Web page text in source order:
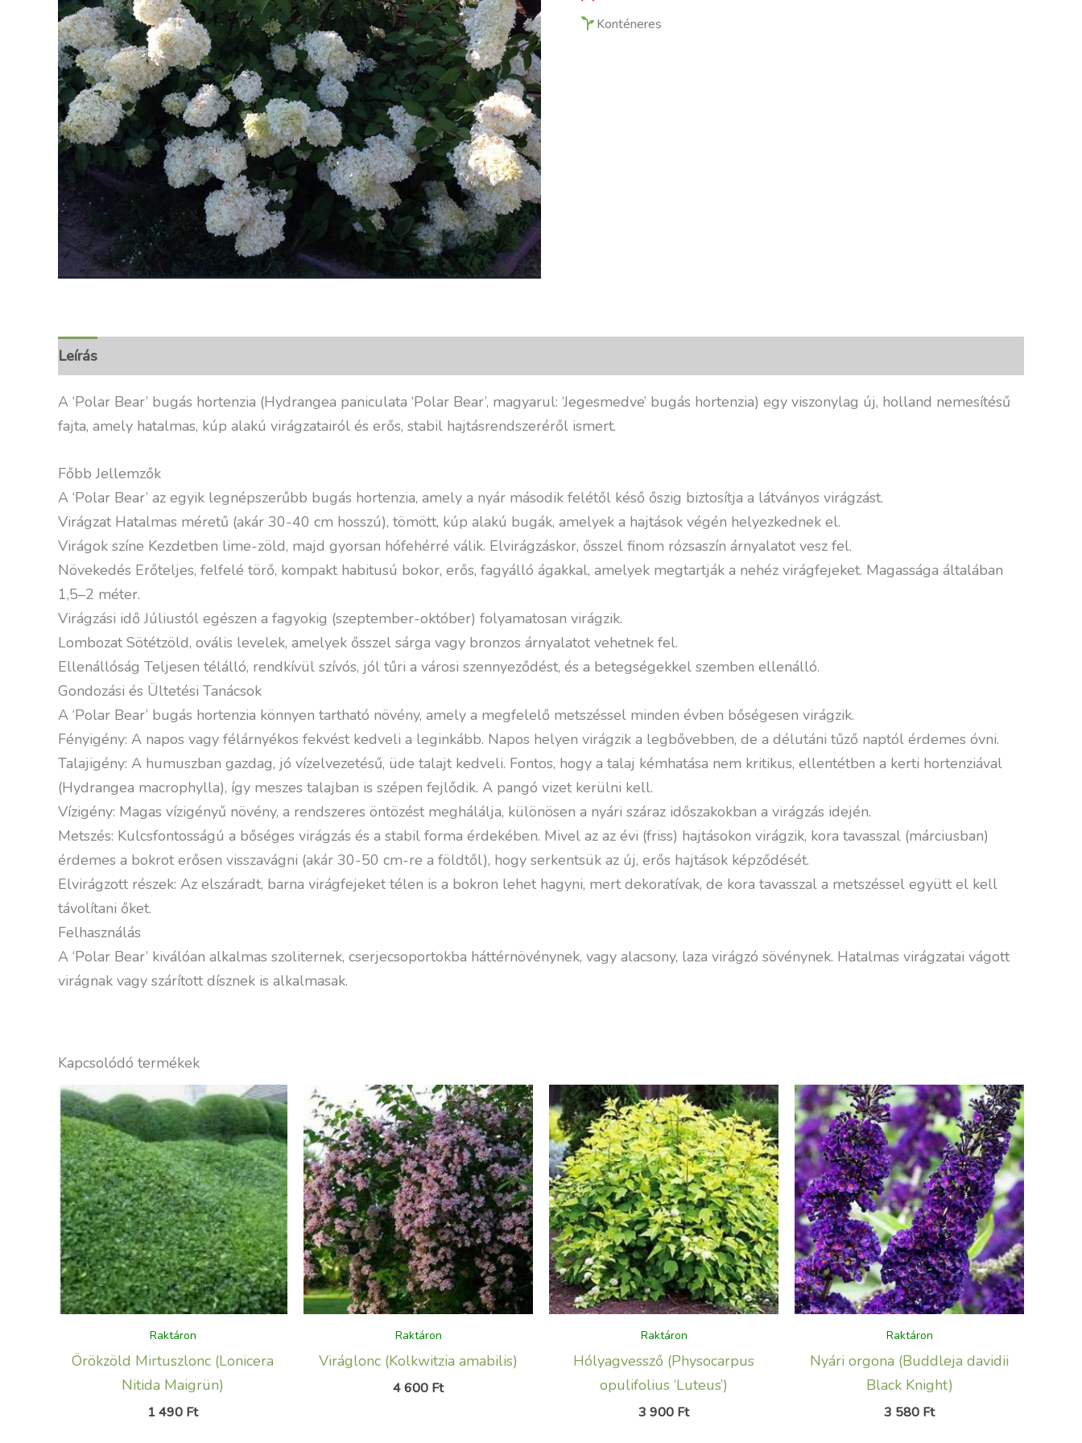
Konténeres
Leírás
A ‘Polar Bear’ bugás hortenzia (Hydrangea paniculata ‘Polar Bear’, magyarul: ‘Jegesmedve’ bugás hortenzia) egy viszonylag új, holland nemesítésű
fajta, amely hatalmas, kúp alakú virágzatairól és erős, stabil hajtásrendszeréről ismert.
Főbb Jellemzők
A ‘Polar Bear’ az egyik legnépszerűbb bugás hortenzia, amely a nyár második felétől késő őszig biztosítja a látványos virágzást.
Virágzat Hatalmas méretű (akár 30-40 cm hosszú), tömött, kúp alakú bugák, amelyek a hajtások végén helyezkednek el.
Virágok színe Kezdetben lime-zöld, majd gyorsan hófehérré válik. Elvirágzáskor, ősszel finom rózsaszín árnyalatot vesz fel.
Növekedés Erőteljes, felfelé törő, kompakt habitusú bokor, erős, fagyálló ágakkal, amelyek megtartják a nehéz virágfejeket. Magassága általában
1,5–2 méter.
Virágzási idő Júliustól egészen a fagyokig (szeptember-október) folyamatosan virágzik.
Lombozat Sötétzöld, ovális levelek, amelyek ősszel sárga vagy bronzos árnyalatot vehetnek fel.
Ellenállóság Teljesen télálló, rendkívül szívós, jól tűri a városi szennyeződést, és a betegségekkel szemben ellenálló.
Gondozási és Ültetési Tanácsok
A ‘Polar Bear’ bugás hortenzia könnyen tartható növény, amely a megfelelő metszéssel minden évben bőségesen virágzik.
Fényigény: A napos vagy félárnyékos fekvést kedveli a leginkább. Napos helyen virágzik a legbővebben, de a délutáni tűző naptól érdemes óvni.
Talajigény: A humuszban gazdag, jó vízelvezetésű, üde talajt kedveli. Fontos, hogy a talaj kémhatása nem kritikus, ellentétben a kerti hortenziával
(Hydrangea macrophylla), így meszes talajban is szépen fejlődik. A pangó vizet kerülni kell.
Vízigény: Magas vízigényű növény, a rendszeres öntözést meghálálja, különösen a nyári száraz időszakokban a virágzás idején.
Metszés: Kulcsfontosságú a bőséges virágzás és a stabil forma érdekében. Mivel az az évi (friss) hajtásokon virágzik, kora tavasszal (márciusban)
érdemes a bokrot erősen visszavágni (akár 30-50 cm-re a földtől), hogy serkentsük az új, erős hajtások képződését.
Elvirágzott részek: Az elszáradt, barna virágfejeket télen is a bokron lehet hagyni, mert dekoratívak, de kora tavasszal a metszéssel együtt el kell
távolítani őket.
Felhasználás
A ‘Polar Bear’ kiválóan alkalmas szoliternek, cserjecsoportokba háttérnövénynek, vagy alacsony, laza virágzó sövénynek. Hatalmas virágzatai vágott
virágnak vagy szárított dísznek is alkalmasak.
Kapcsolódó termékek
Raktáron
Örökzöld Mirtuszlonc (Lonicera
Nitida Maigrün)
1 490 Ft
Raktáron
Viráglonc (Kolkwitzia amabilis)
4 600 Ft
Raktáron
Hólyagvessző (Physocarpus
opulifolius ‘Luteus’)
3 900 Ft
Raktáron
Nyári orgona (Buddleja davidii
Black Knight)
3 580 Ft